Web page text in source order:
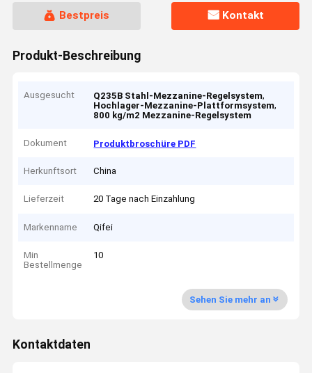
Bestpreis Kontakt
Produkt-Beschreibung
Ausgesucht Q235B Stahl-Mezzanine-Regelsystem,
Hochlager-Mezzanine-Plattformsystem,
800 kg/m2 Mezzanine-Regelsystem
Dokument Produktbroschüre PDF
Herkunftsort China
Lieferzeit 20 Tage nach Einzahlung
Markenname Qifei
Min
Bestellmenge
10
Sehen Sie mehr an
Kontaktdaten